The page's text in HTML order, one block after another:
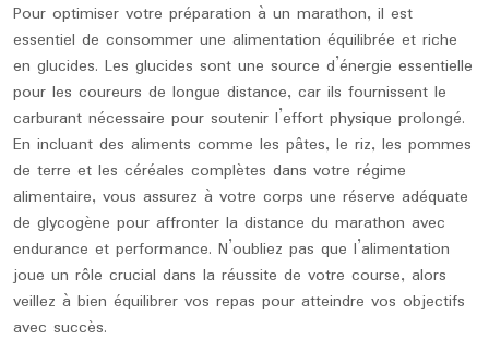
Pour optimiser votre préparation à un marathon, il est
essentiel de consommer une alimentation équilibrée et riche
en glucides. Les glucides sont une source d’énergie essentielle
pour les coureurs de longue distance, car ils fournissent le
carburant nécessaire pour soutenir l’effort physique prolongé.
En incluant des aliments comme les pâtes, le riz, les pommes
de terre et les céréales complètes dans votre régime
alimentaire, vous assurez à votre corps une réserve adéquate
de glycogène pour affronter la distance du marathon avec
endurance et performance. N’oubliez pas que l’alimentation
joue un rôle crucial dans la réussite de votre course, alors
veillez à bien équilibrer vos repas pour atteindre vos objectifs
avec succès.